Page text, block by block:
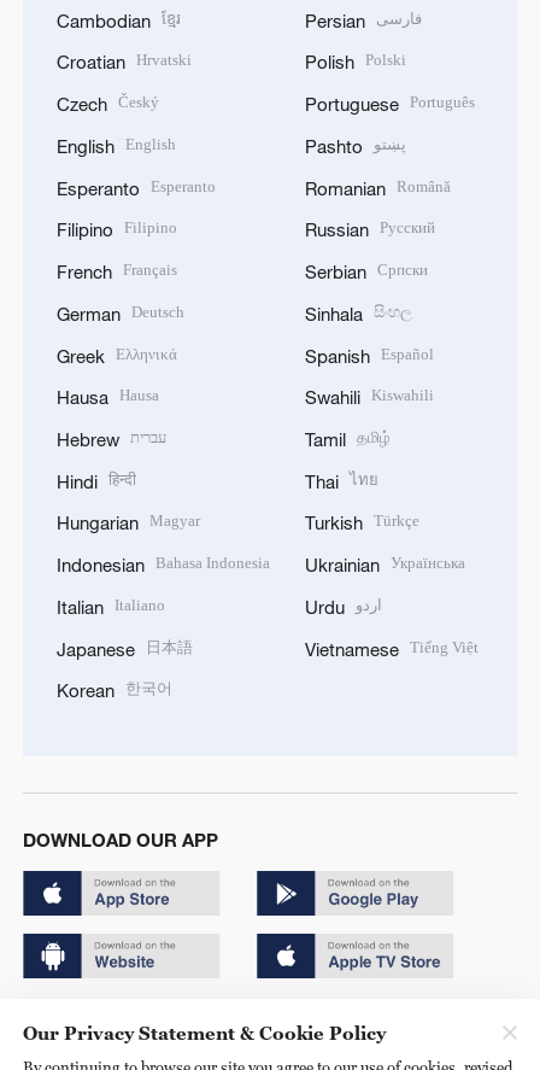
Cambodian ខ្មែរ
Croatian Hrvatski
Czech Český
English English
Esperanto Esperanto
Filipino Filipino
French Français
German Deutsch
Greek Ελληνικά
Hausa Hausa
Hebrew עברית
Hindi हिन्दी
Hungarian Magyar
Indonesian Bahasa Indonesia
Italian Italiano
Japanese 日本語
Korean 한국어
Persian فارسی
Polish Polski
Portuguese Português
Pashto پښتو
Romanian Română
Russian Русский
Serbian Српски
Sinhala සිංහල
Spanish Español
Swahili Kiswahili
Tamil தமிழ்
Thai ไทย
Turkish Türkçe
Ukrainian Українська
Urdu اردو
Vietnamese Tiếng Việt
DOWNLOAD OUR APP
京ICP备20000184号
Our Privacy Statement & Cookie Policy